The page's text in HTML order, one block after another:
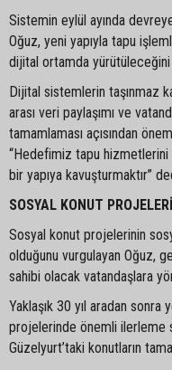
Sistemin eylül ayında
Oğuz, yeni yapıyla tapu
dijital ortamda
Dijital sistemlerin taşınmaz
arası veri paylaşımı ve
tamamlaması açısından
“Hedefimiz tapu hizmetlerini
bir yapıya kavuşturmaktır”
SOSYAL KONUT
Sosyal konut projelerinin
olduğunu vurgulayan Oğuz,
sahibi olacak vatandaşlara
Yaklaşık 30 yıl aradan sonra
projelerinde önemli ilerleme
Güzelyurt’taki konutların